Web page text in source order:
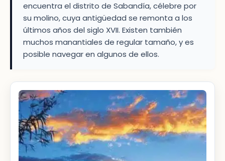
encuentra el distrito de Sabandía, célebre por
su molino, cuya antigüedad se remonta a los
últimos años del siglo XVII. Existen también
muchos manantiales de regular tamaño, y es
posible navegar en algunos de ellos.